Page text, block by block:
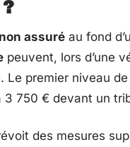
assuré au fond
peuvent, lors d’une
Le premier niveau
750 € devant un
des mesures